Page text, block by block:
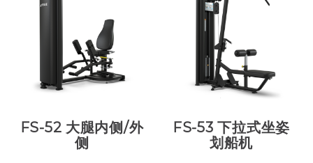
FS-52 大腿内侧/外
侧
FS-53 下拉式坐姿
划船机